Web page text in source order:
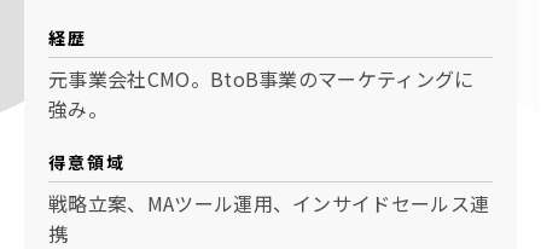
経歴
元事業会社CMO。BtoB事業のマーケティングに
強み。
得意領域
戦略立案、MAツール運用、インサイドセールス連
携